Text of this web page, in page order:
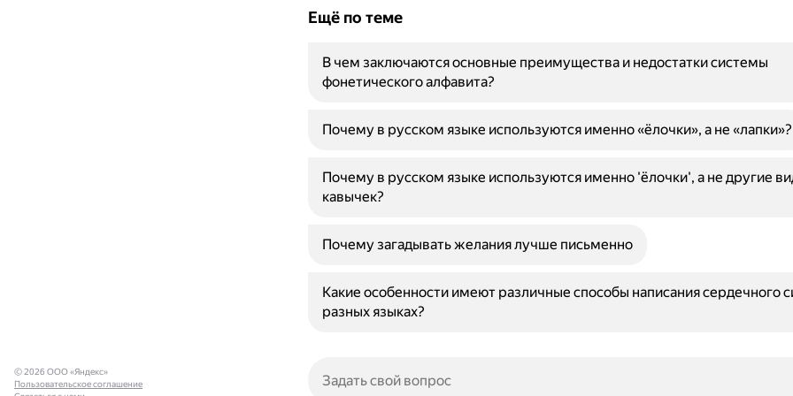
Ещё по теме
В чем заключаются основные преимущества и недостатки системы
фонетического алфавита?
Почему в русском языке используются именно «ёлочки», а не «лапки»?
Почему в русском языке используются именно 'ёлочки', а не другие
кавычек?
Почему загадывать желания лучше письменно
Какие особенности имеют различные способы написания сердечного
разных языках?
© 2026 ООО «Яндекс»
Пользовательское соглашение